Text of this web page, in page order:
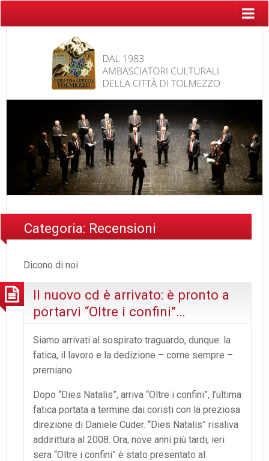
Categoria: Recensioni
Dicono di noi
Il nuovo cd è arrivato: è pronto a
portarvi “Oltre i confini”…
Siamo arrivati al sospirato traguardo, dunque: la
fatica, il lavoro e la dedizione – come sempre –
premiano.
Dopo “Dies Natalis”, arriva “Oltre i confini”, l’ultima
fatica portata a termine dai coristi con la preziosa
direzione di Daniele Cuder. “Dies Natalis” risaliva
addirittura al 2008. Ora, nove anni più tardi, ieri
sera “Oltre i confini” è stato presentato al